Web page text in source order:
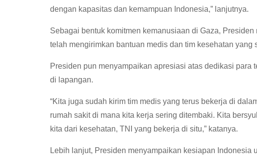
dengan kapasitas dan kemampuan Indonesia,” lanjutnya.
Sebagai bentuk komitmen kemanusiaan di Gaza,
telah mengirimkan bantuan medis dan tim kesehatan yang
Presiden pun menyampaikan apresiasi atas dedikasi para
di lapangan.
“Kita juga sudah kirim tim medis yang terus bekerja di
rumah sakit di mana kita kerja sering ditembaki. Kita
kita dari kesehatan, TNI yang bekerja di situ,” katanya.
Lebih lanjut, Presiden menyampaikan kesiapan Indonesia